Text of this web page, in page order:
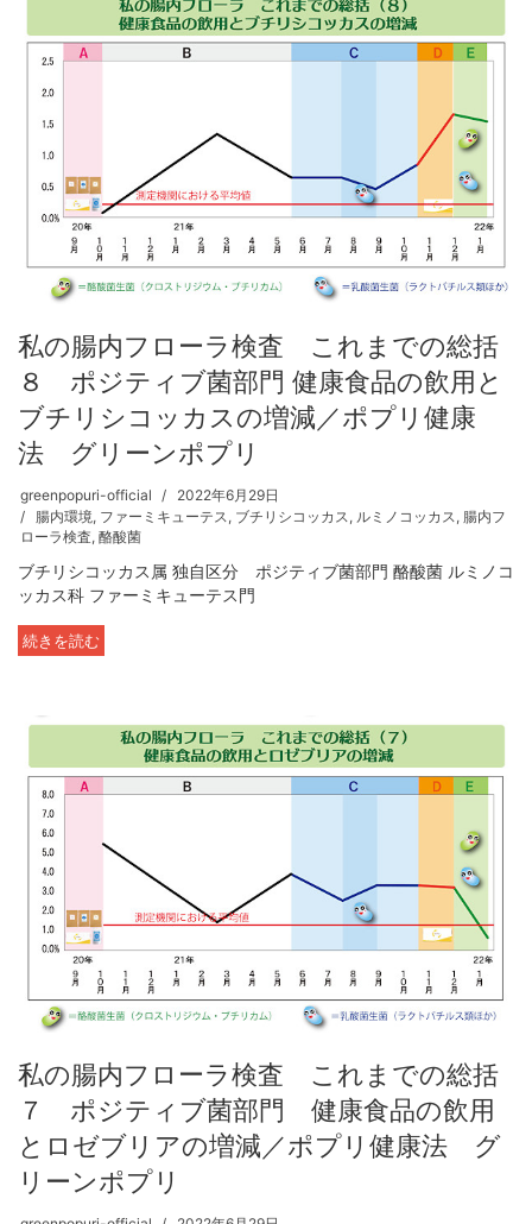
私の腸内フローラ検査 これまでの総括
８ ポジティブ菌部門 健康食品の飲用と
ブチリシコッカスの増減／ポプリ健康
法 グリーンポプリ
greenpopuri-official
2022年6月29日
腸内環境, ファーミキューテス , ブチリシコッカス , ルミノコッカス , 腸内フ
ローラ検査, 酪酸菌
ブチリシコッカス属 独自区分 ポジティブ菌部門 酪酸菌 ルミノコ
ッカス科 ファーミキューテス門
続きを読む
私の腸内フローラ検査 これまでの総括
７ ポジティブ菌部門 健康食品の飲用
とロゼブリアの増減／ポプリ健康法 グ
リーンポプリ